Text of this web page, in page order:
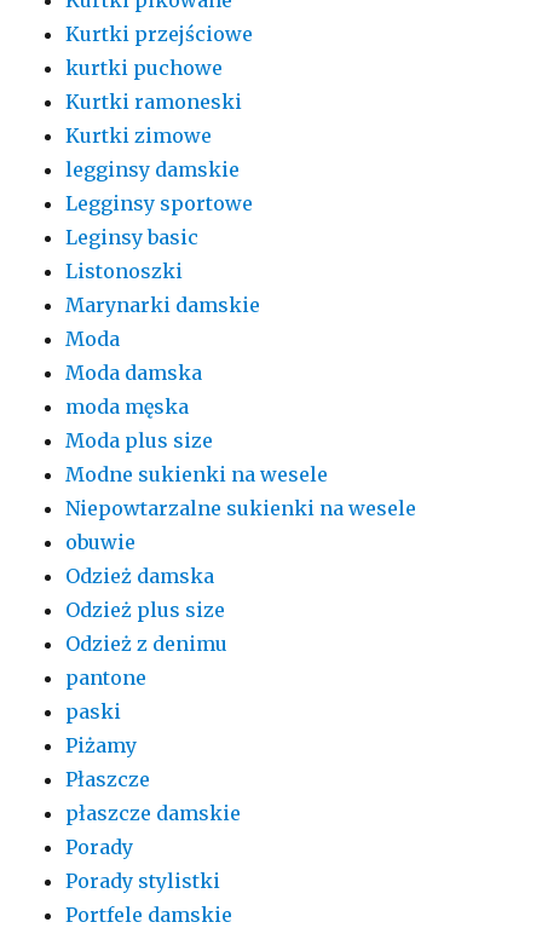
Kurtki przejściowe
kurtki puchowe
Kurtki ramoneski
Kurtki zimowe
legginsy damskie
Legginsy sportowe
Leginsy basic
Listonoszki
Marynarki damskie
Moda
Moda damska
moda męska
Moda plus size
Modne sukienki na wesele
Niepowtarzalne sukienki na wesele
obuwie
Odzież damska
Odzież plus size
Odzież z denimu
pantone
paski
Piżamy
Płaszcze
płaszcze damskie
Porady
Porady stylistki
Portfele damskie